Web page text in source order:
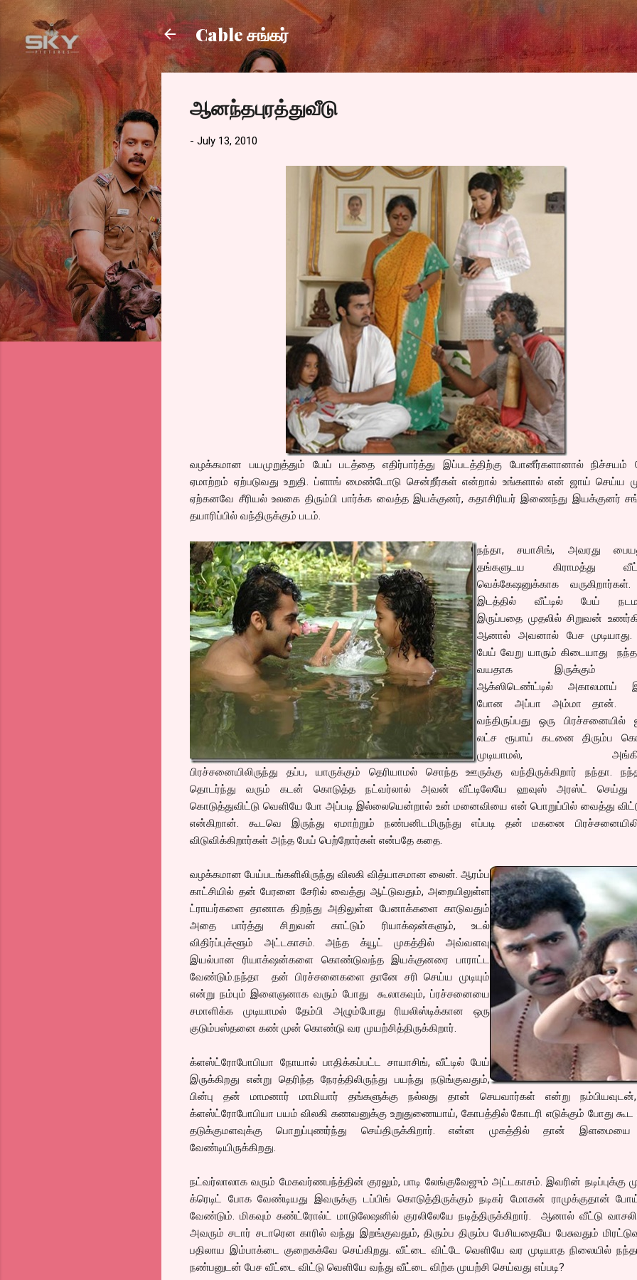
Skip to main content
Cable சங்கர்
ஆனந்தபுரத்துவீடு
- July 13, 2010
வழக்கமான பயமுறுத்தும் பேய் படத்தை எதிர்பார்த்து இப்படத்திற்கு போனீர்களானால் நிச்சயம்
ஏமாற்றம் ஏற்படுவது உறுதி. ப்ளாங் மைண்டோடு சென்றீர்கள் என்றால் உங்களால் என் ஜாய் செய்ய
ஏற்கனவே சீரியல் உலகை திரும்பி பார்க்க வைத்த இயக்குனர், கதாசிரியர் இணைந்து இயக்குனர்
தயாரிப்பில் வந்திருக்கும் படம்.
நந்தா, சயாசிங், அவரது
தங்களுடய கிராமத்து
வெக்கேஷனுக்காக
இடத்தில் வீட்டில் பேய்
இருப்பதை முதலில் சிறுவன்
ஆனால் அவனால் பேச
பேய் வேறு யாரும் கிடையாது
வயதாக இருக்கும்
ஆக்ஸிடெண்ட்டில் அகாலமாய்
போன அப்பா அம்மா தான்.
வந்திருப்பது ஒரு பிரச்சனையில்
லட்ச ரூபாய் கடனை திரும்ப
முடியாமல்,
பிரச்சனையிலிருந்து தப்ப, யாருக்கும் தெரியாமல் சொந்த ஊருக்கு வந்திருக்கிறார் நந்தா.
தொடர்ந்து வரும் கடன் கொடுத்த நட்வர்லால் அவன் வீட்டிலேயே ஹவுஸ் அரஸ்ட்
கொடுத்துவிட்டு வெளியே போ அப்படி இல்லையென்றால் உன் மனைவியை என் பொறுப்பில் வைத்து
என்கிறான். கூடவெ இருந்து ஏமாற்றும் நண்பனிடமிருந்து எப்படி தன் மகனை
விடுவிக்கிறார்கள் அந்த பேய் பெற்றோர்கள் என்பதே கதை.
வழக்கமான பேய்படங்களிலிருந்து விலகி வித்யாசமான லைன். ஆரம்ப
காட்சியில் தன் பேரனை சேரில் வைத்து ஆட்டுவதும், அறையிலுள்ள
ட்ராயர்களை தானாக திறந்து அதிலுள்ள பேனாக்களை காடுவதும்
அதை பார்த்து சிறுவன் காட்டும் ரியாக்‌ஷன்களும், உடல்
விதிர்ப்புக்ளூம் அட்டகாசம். அந்த க்யூட் முகத்தில் அவ்வளவு
இயல்பான ரியாக்‌ஷன்களை கொண்டுவந்த இயக்குனரை பாராட்ட
வேண்டும்.நந்தா தன் பிரச்சனைகளை தானே சரி செய்ய முடியும்
என்று நம்பும் இளைஞனாக வரும் போது கூலாகவும், ப்ரச்சனையை
சமாளிக்க முடியாமல் தேம்பி அழும்போது ரியலிஸ்டிக்கான ஒரு
குடும்பஸ்தனை கண் முன் கொண்டு வர முயற்சித்திருக்கிறார்.
க்ளஸ்ட்ரோபோபியா நோயால் பாதிக்கப்பட்ட சாயாசிங், வீட்டில் பேய்
இருக்கிறது என்று தெரிந்த நேரத்திலிருந்து பயந்து நடுங்குவதும்,
பின்பு தன் மாமனார் மாமியார் தங்களுக்கு நல்லது தான் செயவார்கள் என்று
க்ளஸ்ட்ரோபோபியா பயம் விலகி கணவனுக்கு உறுதுணையாய், கோபத்தில் கோடரி எடுக்கும் போது
தடுக்குமளவுக்கு பொறுப்புணர்ந்து செய்திருக்கிறார். என்ன முகத்தில் தான் இளமையை
வேண்டியிருக்கிறது.
நட்வர்லாலாக வரும் மேகவர்ணபந்த்தின் குரலும், பாடி லேங்குவேஜும் அட்டகாசம். இவரின் நடிப்புக்கு
க்ரெடிட் போக வேண்டியது இவருக்கு டப்பிங் கொடுத்திருக்கும் நடிகர் மோகன் ராமுக்குதான்
வேண்டும். மிகவும் கண்ட்ரோல்ட் மாடுலேஷனில் குரலிலேயே நடித்திருக்கிறார். ஆனால் வீட்டு
அவரும் சடார் சடாரென காரில் வந்து இறங்குவதும், திரும்ப திரும்ப பேசியதையே பேசுவதும்
பதிலாய இம்பாக்டை குறைகக்வே செய்கிறது. வீட்டை விட்டே வெளியே வர முடியாத நிலையில்
நண்பனுடன் பேச வீட்டை விட்டு வெளியே வந்து வீட்டை விற்க முயற்சி செய்வது எப்படி?